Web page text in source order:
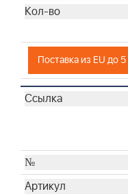
Поставка из EU до